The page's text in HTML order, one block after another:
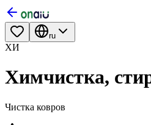
ru
ХИ
Химчистка,
Чистка ковров